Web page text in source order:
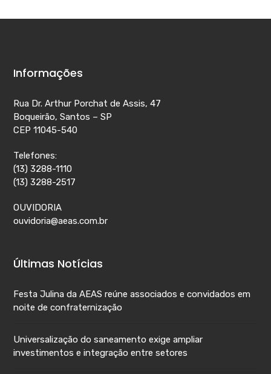
Informações
Rua Dr. Arthur Porchat de Assis, 47
Boqueirão, Santos – SP
CEP 11045-540
Telefones:
(13) 3288-1110
(13) 3288-2517
OUVIDORIA
ouvidoria@aeas.com.br
Últimas Notícias
Festa Julina da AEAS reúne associados e convidados em
noite de confraternização
Universalização do saneamento exige ampliar
investimentos e integração entre setores